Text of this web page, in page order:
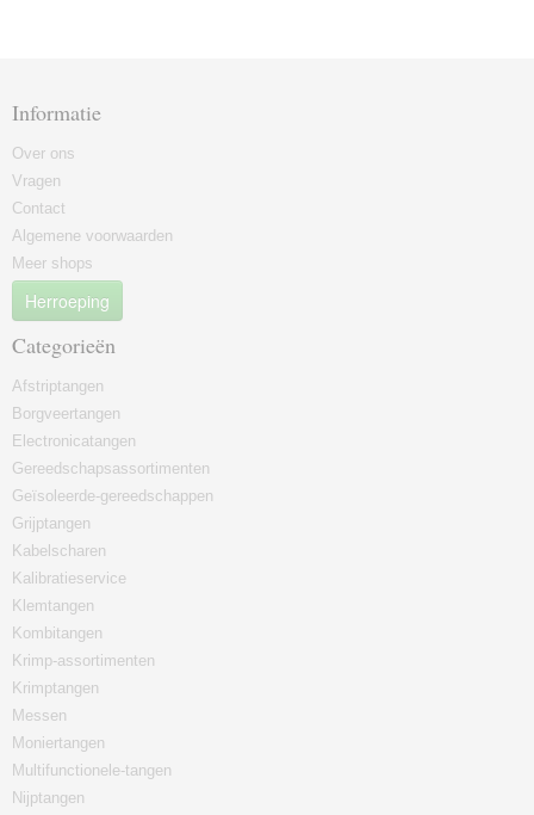
Informatie
Over ons
Vragen
Contact
Algemene voorwaarden
Meer shops
Herroeping
Categorieën
Afstriptangen
Borgveertangen
Electronicatangen
Gereedschapsassortimenten
Geïsoleerde-gereedschappen
Grijptangen
Kabelscharen
Kalibratieservice
Klemtangen
Kombitangen
Krimp-assortimenten
Krimptangen
Messen
Moniertangen
Multifunctionele-tangen
Nijptangen